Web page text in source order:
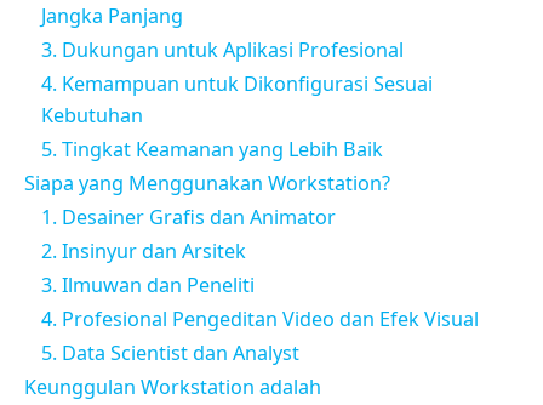
Jangka Panjang
3. Dukungan untuk Aplikasi Profesional
4. Kemampuan untuk Dikonfigurasi Sesuai
Kebutuhan
5. Tingkat Keamanan yang Lebih Baik
Siapa yang Menggunakan Workstation?
1. Desainer Grafis dan Animator
2. Insinyur dan Arsitek
3. Ilmuwan dan Peneliti
4. Profesional Pengeditan Video dan Efek Visual
5. Data Scientist dan Analyst
Keunggulan Workstation adalah